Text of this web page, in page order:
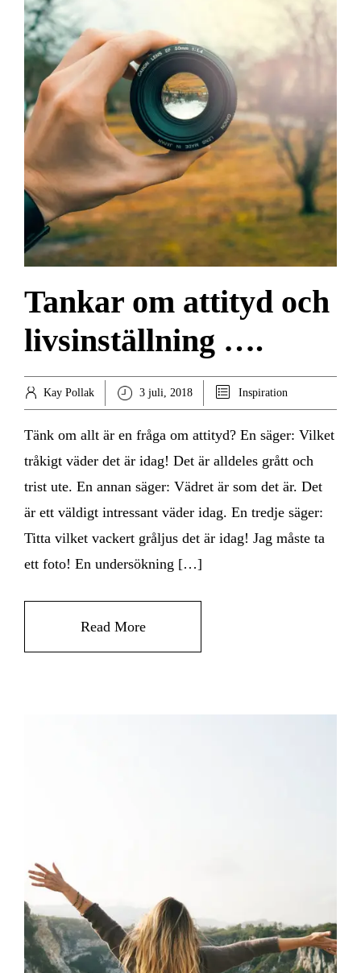
Tankar om attityd och
livsinställning ….
Kay Pollak 3 juli, 2018 Inspiration
Tänk om allt är en fråga om attityd? En säger: Vilket
tråkigt väder det är idag! Det är alldeles grått och
trist ute. En annan säger: Vädret är som det är. Det
är ett väldigt intressant väder idag. En tredje säger:
Titta vilket vackert gråljus det är idag! Jag måste ta
ett foto! En undersökning […]
Read More